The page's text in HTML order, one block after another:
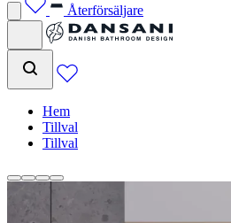
Återförsäljare
Hem
Tillval
Tillval